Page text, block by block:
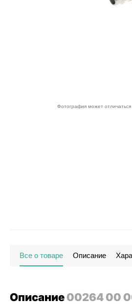
Фотография может отличаться
Все о товаре Описание
Описание00264 00